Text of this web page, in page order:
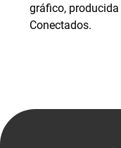
gráfico,
Conectados.